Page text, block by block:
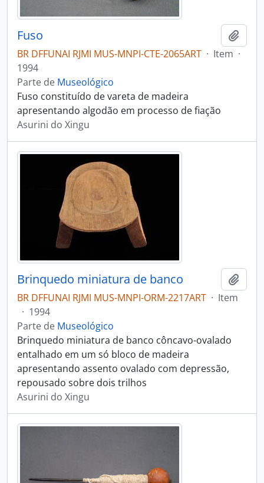
Fuso
BR DFFUNAI RJMI MUS-MNPI-CTE-2065ART · Item ·
1994
Parte de Museológico
Fuso constituído de vareta de madeira
apresentando algodão em processo de fiação
Asurini do Xingu
Brinquedo miniatura de banco
BR DFFUNAI RJMI MUS-MNPI-ORM-2217ART · Item
· 1994
Parte de Museológico
Brinquedo miniatura de banco côncavo-ovalado
entalhado em um só bloco de madeira
apresentando assento ovalado com depressão,
repousado sobre dois trilhos
Asurini do Xingu